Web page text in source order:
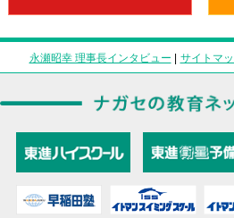
永瀬昭幸 理事長インタビュー | サイトマ